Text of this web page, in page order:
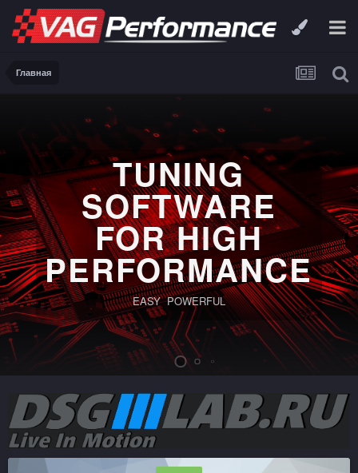
Главная
TUNING
SOFTWARE
FOR HIGH
PERFORMANCE
EASY POWERFUL